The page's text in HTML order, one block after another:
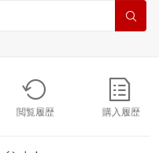
閲覧履歴 購入履歴